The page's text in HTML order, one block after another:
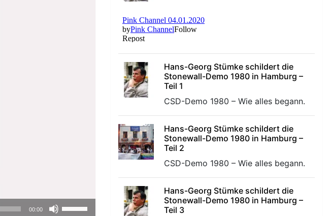
00:00
Hans-Georg Stümke schildert die
Stonewall-Demo 1980 in Hamburg –
Teil 1
CSD-Demo 1980 – Wie alles begann.
Hans-Georg Stümke schildert die
Stonewall-Demo 1980 in Hamburg –
Teil 2
CSD-Demo 1980 – Wie alles begann.
Hans-Georg Stümke schildert die
Stonewall-Demo 1980 in Hamburg –
Teil 3